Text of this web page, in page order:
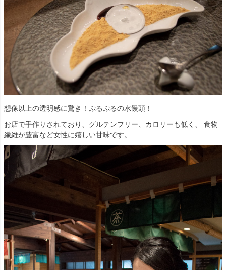
想像以上の透明感に驚き！ぷるぷるの水饅頭！
お店で手作りされており、グルテンフリー、カロリーも低く、 食物
繊維が豊富など女性に嬉しい甘味です。